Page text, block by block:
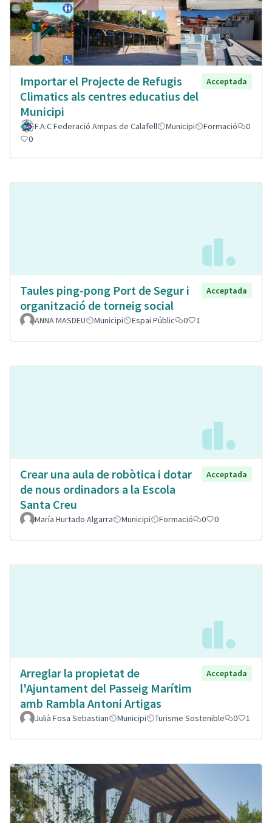
Importar el Projecte de Refugis
Climatics als centres educatius del
Municipi
Acceptada
F.A.C Federació Ampas de Calafell Municipi Formació
0
0
Taules ping-pong Port de Segur i
organització de torneig social
Acceptada
ANNA MASDEU Municipi Espai Públic 0 1
Crear una aula de robòtica i dotar
de nous ordinadors a la Escola
Santa Creu
Acceptada
María Hurtado Algarra Municipi Formació 0 0
Arreglar la propietat de
l'Ajuntament del Passeig Marítim
amb Rambla Antoni Artigas
Acceptada
Julià Fosa Sebastian Municipi Turisme Sostenible 0 1